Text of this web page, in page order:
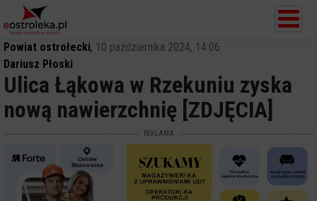
Powiat ostrołecki, 10 października 2024, 14:06
Dariusz Płoski
Ulica Łąkowa w Rzekuniu zyska
nową nawierzchnię [ZDJĘCIA]
REKLAMA